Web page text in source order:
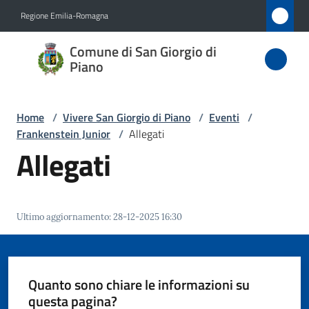
Regione Emilia-Romagna
Comune di San Giorgio di
Piano
Comune
di San
di Piano
Amministrazione
Vivere
San
Home / Vivere San Giorgio di Piano / Eventi /
Frankenstein Junior / Allegati
Allegati
Ultimo aggiornamento:28-12-2025 16:30
Quanto sono chiare le informazioni su
questa pagina?